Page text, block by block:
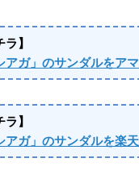
】
アガ」のサンダルをア
】
アガ」のサンダルを楽